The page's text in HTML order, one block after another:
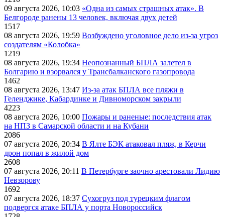
09 августа 2026, 10:03 «Одна из самых страшных атак». В
Белгороде ранены 13 человек, включая двух детей
1517
08 августа 2026, 19:59 Возбуждено уголовное дело из-за угроз
создателям «Колобка»
1219
08 августа 2026, 19:34 Неопознанный БПЛА залетел в
Болгарию и взорвался у Трансбалканского газопровода
1462
08 августа 2026, 13:47 Из-за атак БПЛА все пляжи в
Геленджике, Кабардинке и Дивноморском закрыли
4223
08 августа 2026, 10:00 Пожары и раненые: последствия атак
на НПЗ в Самарской области и на Кубани
2086
07 августа 2026, 20:34 В Ялте БЭК атаковал пляж, в Керчи
дрон попал в жилой дом
2608
07 августа 2026, 20:11 В Петербурге заочно арестовали Лидию
Невзорову
1692
07 августа 2026, 18:37 Сухогруз под турецким флагом
подвергся атаке БПЛА у порта Новороссийск